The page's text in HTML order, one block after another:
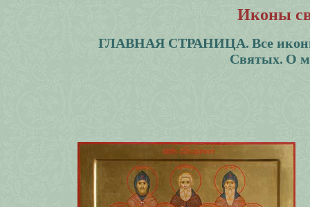
Иконы
ГЛАВНАЯ СТРАНИЦА. Все
Святых. О